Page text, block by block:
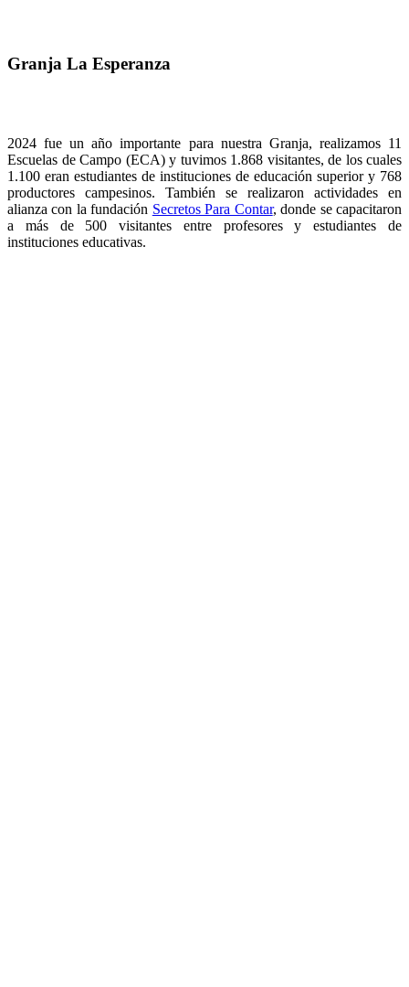
Granja La Esperanza
2024 fue un año importante para nuestra Granja, realizamos 11
Escuelas de Campo (ECA) y tuvimos 1.868 visitantes, de los cuales
1.100 eran estudiantes de instituciones de educación superior y 768
productores campesinos. También se realizaron actividades en
alianza con la fundación Secretos Para Contar, donde se capacitaron
a más de 500 visitantes entre profesores y estudiantes de
instituciones educativas.